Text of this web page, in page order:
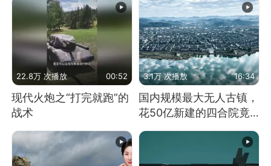
22.8万 次播放 00:52
现代火炮之“打完就跑”的
战术
3.1万 次播放 16:34
国内规模最大无人古镇，
花50亿新建的四合院竟